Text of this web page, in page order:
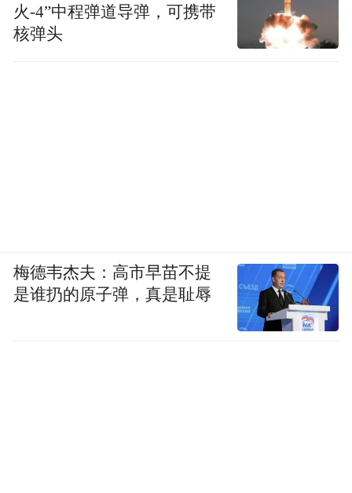
火-4”中程弹道导弹，可携带
核弹头
梅德韦杰夫：高市早苗不提
是谁扔的原子弹，真是耻辱